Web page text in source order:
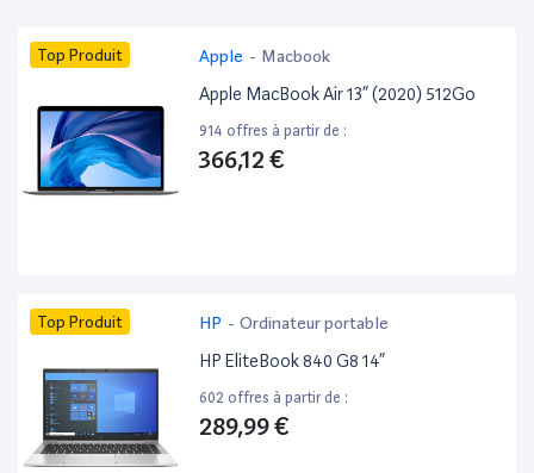
Top Produit Apple - Macbook
Apple MacBook Air 13” (2020) 512Go
914 offres à partir de :
366,12 €
Top Produit HP - Ordinateur portable
HP EliteBook 840 G8 14”
602 offres à partir de :
289,99 €